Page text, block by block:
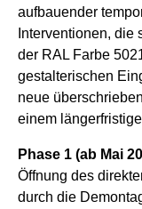
aufbauender
Interventionen,
der RAL Farbe
gestalterischen
neue
einem
Phase 1 (ab Mai
Öffnung des
durch die